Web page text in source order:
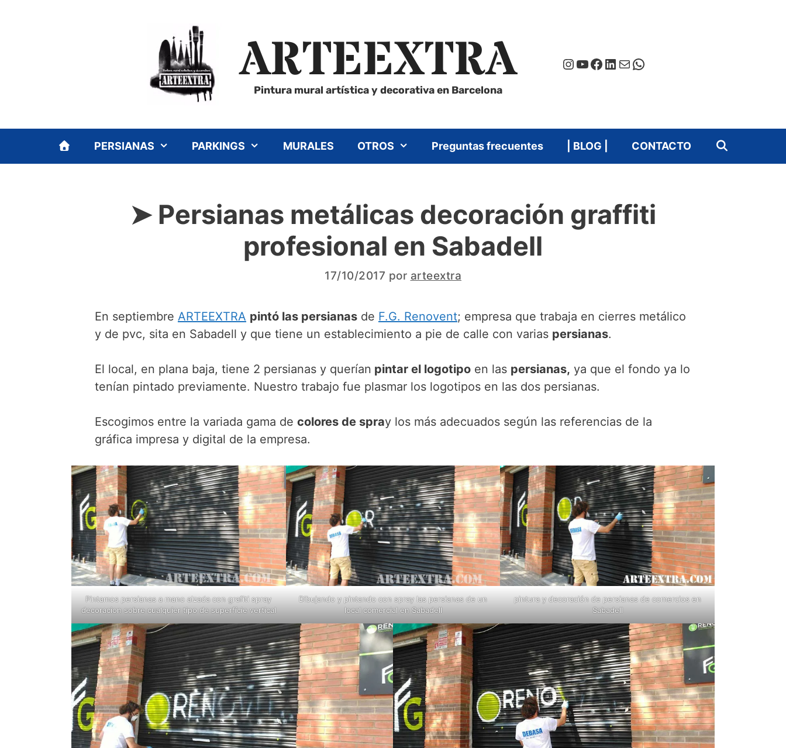
Instagram
YouTube
Facebook
LinkedIn
Correo electrónico
WhatsApp
ARTEEXTRA
Pintura mural artística y decorativa en Barcelona
PERSIANAS PARKINGS MURALES OTROS Preguntas frecuentes | BLOG | CONTACTO
➤ Persianas metálicas decoración graffiti
profesional en Sabadell
17/10/2017 por arteextra
En septiembre ARTEEXTRA pintó las persianas de F.G. Renovent; empresa que trabaja en cierres metálico
y de pvc, sita en Sabadell y que tiene un establecimiento a pie de calle con varias persianas.
El local, en plana baja, tiene 2 persianas y querían pintar el logotipo en las persianas, ya que el fondo ya lo
tenían pintado previamente. Nuestro trabajo fue plasmar los logotipos en las dos persianas.
Escogimos entre la variada gama de colores de spray los más adecuados según las referencias de la
gráfica impresa y digital de la empresa.
Pintamos persianas a mano alzada con grafiti spray
decoracion sobre cualquier tipo de superfície vertical
Dibujando y pintando con spray las persianas de un
local comercial en Sabadell
pintura y decoración de persianas de comercios en
Sabadell